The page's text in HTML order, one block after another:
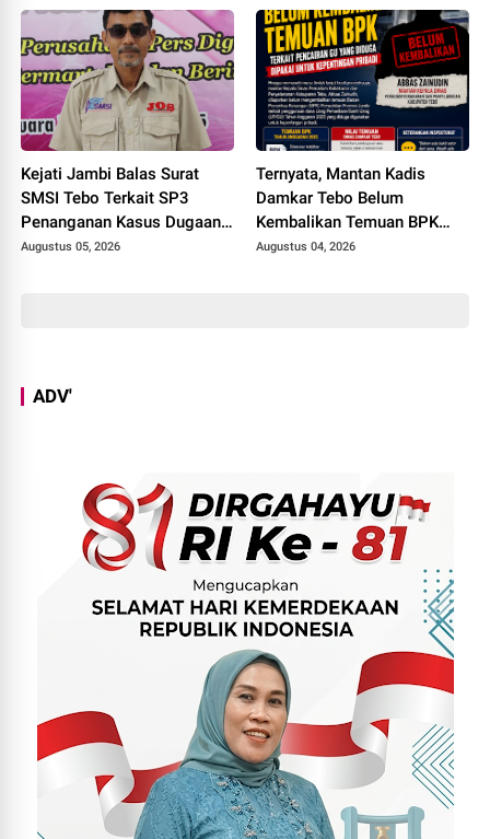
Kejati Jambi Balas Surat
SMSI Tebo Terkait SP3
Penanganan Kasus Dugaan
Korupsi di DPUPR Tebo Rp
Augustus 05, 2026
Ternyata, Mantan Kadis
Damkar Tebo Belum
Kembalikan Temuan BPK
Terkait Pencairan GU yang
Augustus 04, 2026
ADV'